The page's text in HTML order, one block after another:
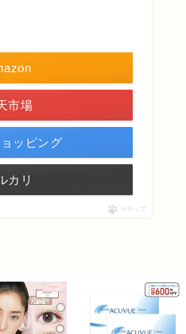
市場
ッピング
カリ
ポチップ